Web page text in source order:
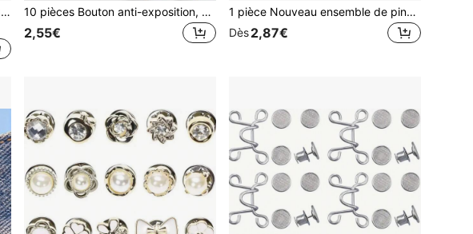
2/4 pièces Bouton de soutien-gorge invisible, Plaque de poitrine Extender, Épingle de fixation pour chemise, cardigan, col, boutons d'école 10 pièces Bouton anti-exposition, boucle invisible pour vêtements, ajusteur de taille, broche pour robes
2,55€
1 pièce Nouveau ensemble de pinces de serrage pour robe Pinces élastiques pour vêtements pour serrer la robe, le gilet, le col de chemise, les pinces arrières pour femmes
Dès2,87€